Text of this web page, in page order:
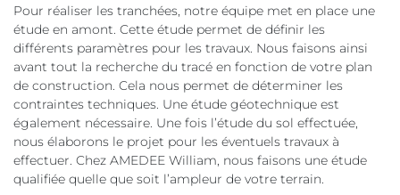
Pour réaliser les tranchées, notre équipe met en place une
étude en amont. Cette étude permet de définir les
différents paramètres pour les travaux. Nous faisons ainsi
avant tout la recherche du tracé en fonction de votre plan
de construction. Cela nous permet de déterminer les
contraintes techniques. Une étude géotechnique est
également nécessaire. Une fois l’étude du sol effectuée,
nous élaborons le projet pour les éventuels travaux à
effectuer. Chez AMEDEE William, nous faisons une étude
qualifiée quelle que soit l’ampleur de votre terrain.